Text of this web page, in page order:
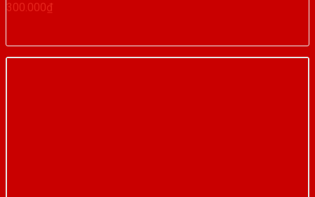
300.000₫